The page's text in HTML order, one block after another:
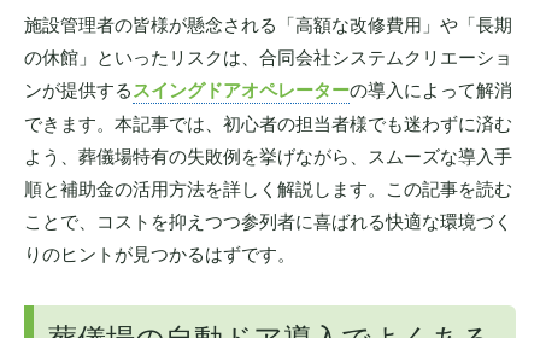
施設管理者の皆様が懸念される「高額な改修費用」や「長期
の休館」といったリスクは、合同会社システムクリエーショ
ンが提供するスイングドアオペレーターの導入によって解消
できます。本記事では、初心者の担当者様でも迷わずに済む
よう、葬儀場特有の失敗例を挙げながら、スムーズな導入手
順と補助金の活用方法を詳しく解説します。この記事を読む
ことで、コストを抑えつつ参列者に喜ばれる快適な環境づく
りのヒントが見つかるはずです。